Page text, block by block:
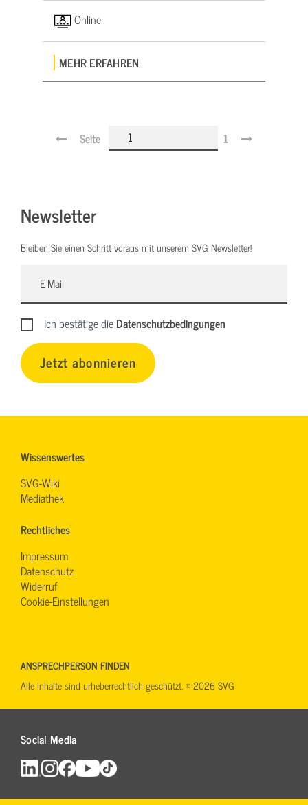
Online
MEHR ERFAHREN
Seite 1
Newsletter
Bleiben Sie einen Schritt voraus mit unserem SVG Newsletter!
Ich bestätige dieDatenschutzbedingungen
Jetzt abonnieren
Wissenswertes
SVG-Wiki
Mediathek
Rechtliches
Impressum
Datenschutz
Widerruf
Cookie-Einstellungen
Social Media
ANSPRECHPERSON FINDEN
Alle Inhalte sind urheberrechtlich geschützt. © 2026 SVG